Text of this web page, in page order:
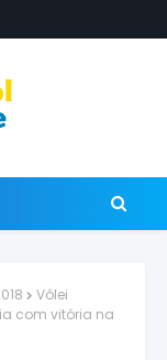
Vôlei
com vitória na